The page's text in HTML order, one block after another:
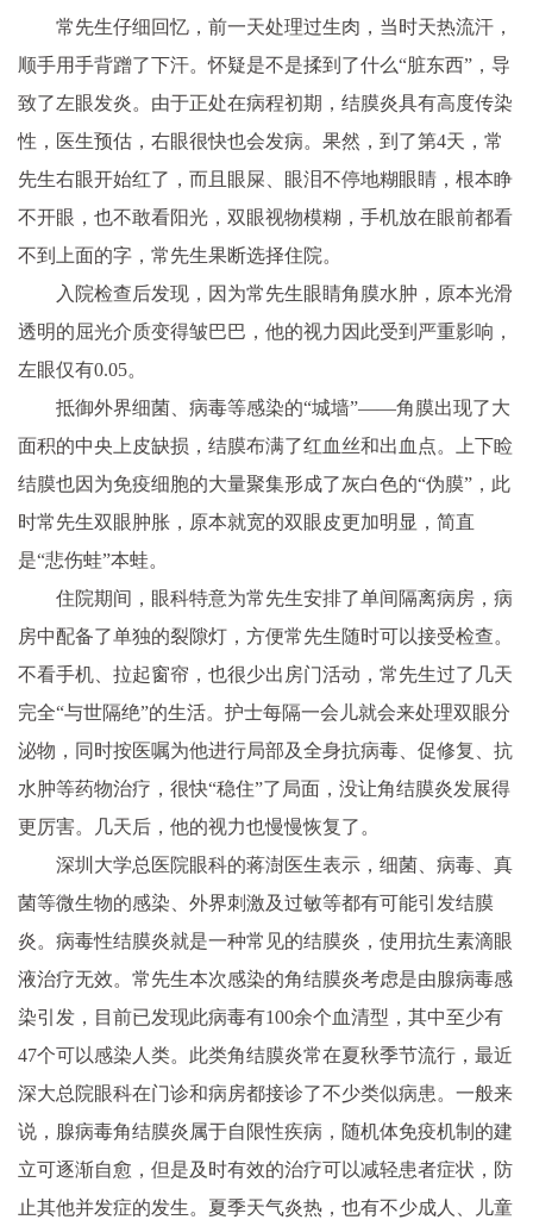
常先生仔细回忆，前一天处理过生肉，当时天热流汗，
顺手用手背蹭了下汗。怀疑是不是揉到了什么“脏东西”，导
致了左眼发炎。由于正处在病程初期，结膜炎具有高度传染
性，医生预估，右眼很快也会发病。果然，到了第4天，常
先生右眼开始红了，而且眼屎、眼泪不停地糊眼睛，根本睁
不开眼，也不敢看阳光，双眼视物模糊，手机放在眼前都看
不到上面的字，常先生果断选择住院。
入院检查后发现，因为常先生眼睛角膜水肿，原本光滑
透明的屈光介质变得皱巴巴，他的视力因此受到严重影响，
左眼仅有0.05。
抵御外界细菌、病毒等感染的“城墙”——角膜出现了大
面积的中央上皮缺损，结膜布满了红血丝和出血点。上下睑
结膜也因为免疫细胞的大量聚集形成了灰白色的“伪膜”，此
时常先生双眼肿胀，原本就宽的双眼皮更加明显，简直
是“悲伤蛙”本蛙。
住院期间，眼科特意为常先生安排了单间隔离病房，病
房中配备了单独的裂隙灯，方便常先生随时可以接受检查。
不看手机、拉起窗帘，也很少出房门活动，常先生过了几天
完全“与世隔绝”的生活。护士每隔一会儿就会来处理双眼分
泌物，同时按医嘱为他进行局部及全身抗病毒、促修复、抗
水肿等药物治疗，很快“稳住”了局面，没让角结膜炎发展得
更厉害。几天后，他的视力也慢慢恢复了。
深圳大学总医院眼科的蒋澍医生表示，细菌、病毒、真
菌等微生物的感染、外界刺激及过敏等都有可能引发结膜
炎。病毒性结膜炎就是一种常见的结膜炎，使用抗生素滴眼
液治疗无效。常先生本次感染的角结膜炎考虑是由腺病毒感
染引发，目前已发现此病毒有100余个血清型，其中至少有
47个可以感染人类。此类角结膜炎常在夏秋季节流行，最近
深大总院眼科在门诊和病房都接诊了不少类似病患。一般来
说，腺病毒角结膜炎属于自限性疾病，随机体免疫机制的建
立可逐渐自愈，但是及时有效的治疗可以减轻患者症状，防
止其他并发症的发生。夏季天气炎热，也有不少成人、儿童